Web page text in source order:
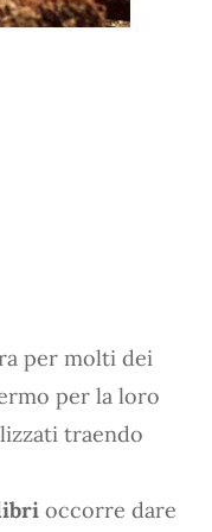
per molti dei
per la loro
traendo
occorre dare